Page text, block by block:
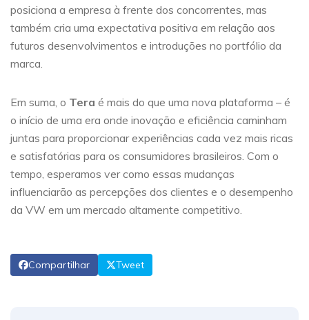
posiciona a empresa à frente dos concorrentes, mas
também cria uma expectativa positiva em relação aos
futuros desenvolvimentos e introduções no portfólio da
marca.
Em suma, o Tera é mais do que uma nova plataforma – é
o início de uma era onde inovação e eficiência caminham
juntas para proporcionar experiências cada vez mais ricas
e satisfatórias para os consumidores brasileiros. Com o
tempo, esperamos ver como essas mudanças
influenciarão as percepções dos clientes e o desempenho
da VW em um mercado altamente competitivo.
Compartilhar Tweet